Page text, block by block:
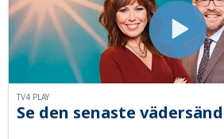
Se den senaste
TV4 PLAY